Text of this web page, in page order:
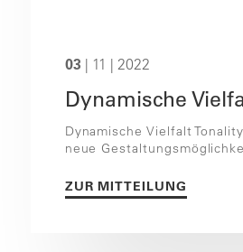
03 | 11 | 2022
Dynamische
Dynamische Vielfalt
neue
ZUR MITTEILUNG